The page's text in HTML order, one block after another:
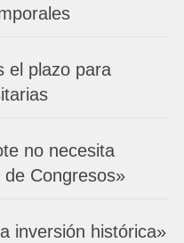
el plazo para
no necesita
Congresos»
inversión histórica»